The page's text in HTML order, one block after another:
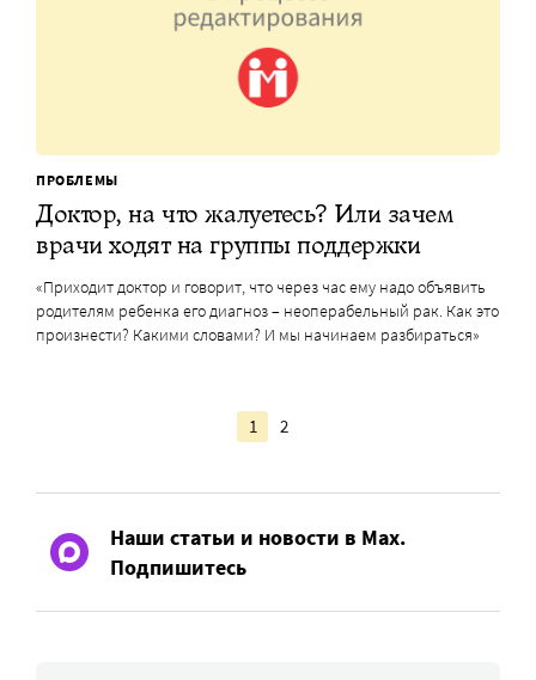
ПРОБЛЕМЫ
Доктор, на что жалуетесь? Или зачем
врачи ходят на группы поддержки
«Приходит доктор и говорит, что через час ему надо объявить
родителям ребенка его диагноз – неоперабельный рак. Как это
произнести? Какими словами? И мы начинаем разбираться»
1 2
Наши статьи и новости в Max.
Подпишитесь